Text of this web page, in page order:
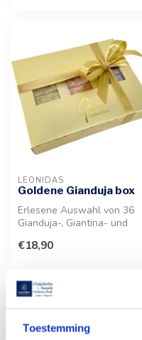
Toestemming
LEONIDAS
Goldene Gianduja box
Erlesene Auswahl von 36
Gianduja-, Giantina- und
Nougat...
€18,90